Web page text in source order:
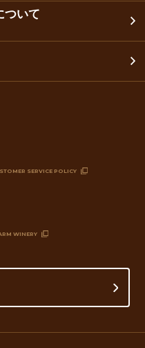
ついて
SERVICE POLICY
WINERY